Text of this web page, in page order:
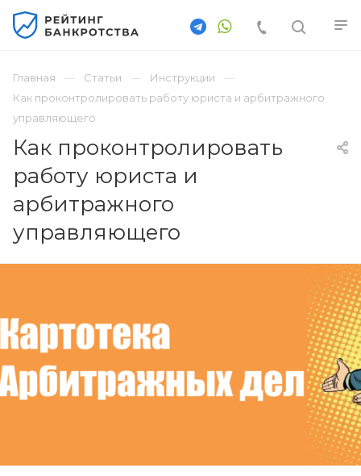
Главная Статьи
Инструкции
Как проконтролировать работу юриста и арбитражного
управляющего
Как проконтролировать
работу юриста и
арбитражного
управляющего